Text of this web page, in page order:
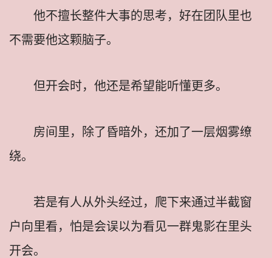
他不擅长整件大事的思考，好在团队里也
不需要他这颗脑子。
但开会时，他还是希望能听懂更多。
房间里，除了昏暗外，还加了一层烟雾缭
绕。
若是有人从外头经过，爬下来通过半截窗
户向里看，怕是会误以为看见一群鬼影在里头
开会。